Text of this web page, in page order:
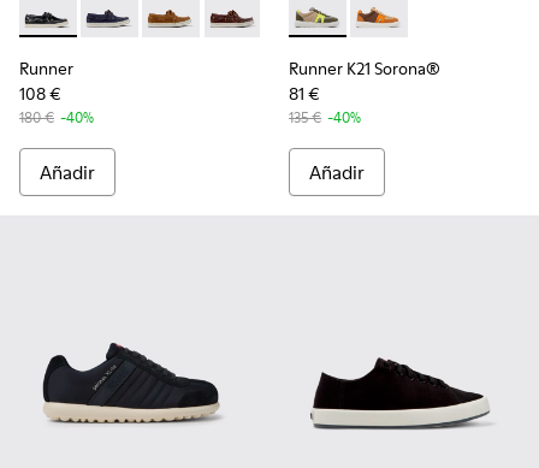
Runner - K101073-002 - Mocasines de nobuk azul para
Runner - K101073-006
Runner - K101073-005
Runner - K101073-003
Runner
108 €
180 € -40%
Añadir
Runner K21 Sorona® -
Runner K21
Runner K21 Sorona®
81 €
135 € -40%
Añadir